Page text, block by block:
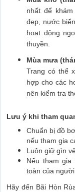
nhất để
đẹp, nước
hoạt động
thuyền.
Mùa mưa
Trang có thể
hợp cho các
nên kiểm tra
Lưu ý khi tham
Chuẩn bị đồ
nếu tham gia
Luôn giữ gìn
Nếu tham
toàn của
Hãy đến Bãi Hòn